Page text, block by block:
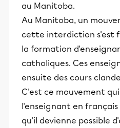
au Manitoba.
Au Manitoba, un
cette interdiction s'est
la formation
catholiques. Ces
ensuite des cours
C'est ce mouvement
l'enseignant en
qu'il devienne possible